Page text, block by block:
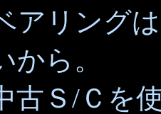
アリング
から。
古Ｓ/Ｃを